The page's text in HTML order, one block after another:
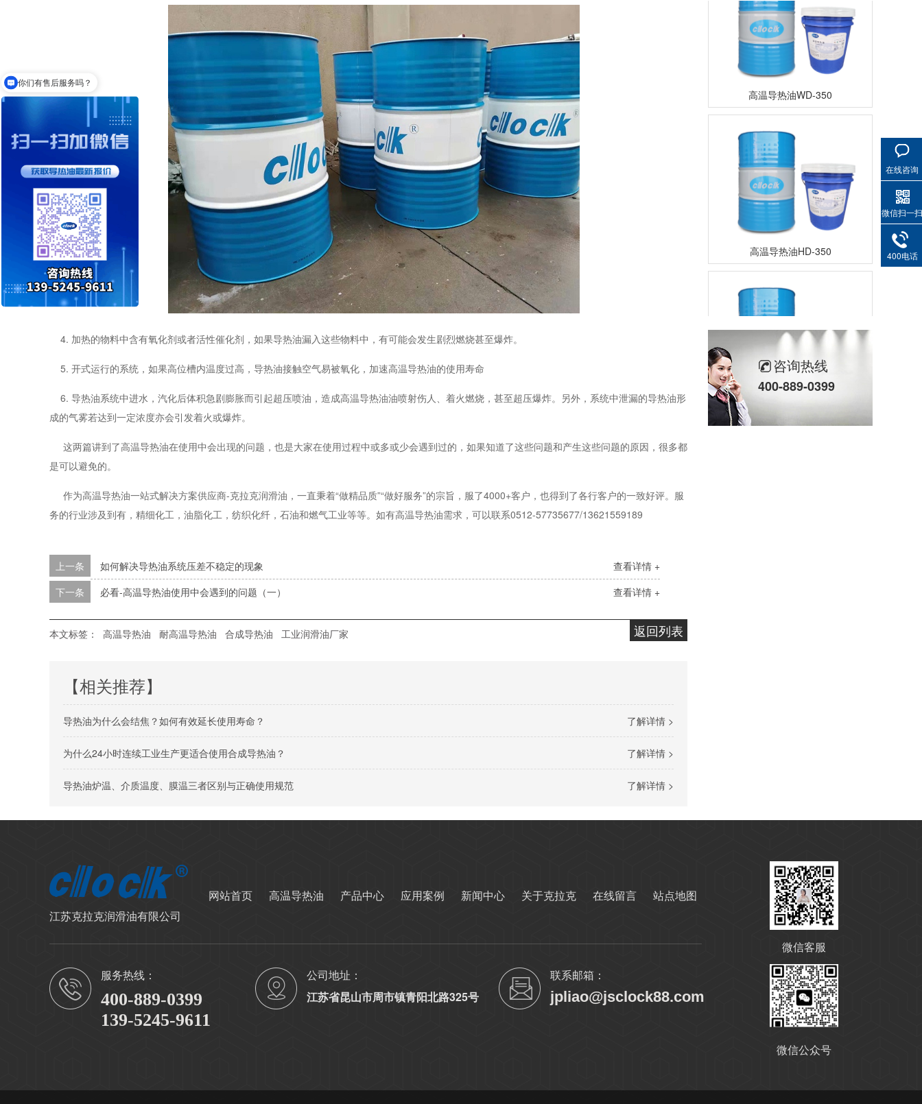
4. 加热的物料中含有氧化剂或者活性催化剂，如果导热油漏入这些物料中，有可能会发生剧烈燃烧甚至爆炸。
5. 开式运行的系统，如果高位槽内温度过高，导热油接触空气易被氧化， 加速高温导热油的使用寿命
6. 导热油系统中进水，汽化后体积急剧膨胀而引起超压喷油，造成高温导热油油喷射伤人、着火燃烧，甚至超压爆炸。另外，系统中泄漏的导热油形
成的气雾若达到一定浓度亦会引发着火或爆炸。
这两篇讲到了高温导热油在使用中会出现的问题，也是大家在使用过程中或多或少会遇到过的，如果知道了这些问题和产生这些问题的原因，很多都
是可以避免的。
作为高温导热油一站式解决方案供应商-克拉克润滑油，一直秉着“做精品质”“做好服务”的宗旨，服了4000+客户，也得到了各行客户的一致好评。服
务的行业涉及到有，精细化工，油脂化工，纺织化纤，石油和燃气工业等等。如有高温导热油需求，可以联系0512-57735677/13621559189
查看详情 +
上一条
如何解决导热油系统压差不稳定的现象
查看详情 +
下一条 必看-高温导热油使用中会遇到的问题（一）
返回列表
本文标签： 高温导热油 耐高温导热油 合成导热油 工业润滑油厂家
【相关推荐】
了解详情 >
导热油为什么会结焦？如何有效延长使用寿命？
了解详情 >
为什么24小时连续工业生产更适合使用合成导热油？
了解详情 >
导热油炉温、介质温度、膜温三者区别与正确使用规范
变压器油ISO-45#
快速光亮淬火油CLK-4
咨询热线
400-889-0399
江苏克拉克润滑油有限公司
网站首页 高温导热油 产品中心 应用案例 新闻中心 关于克拉克 在线留言 站点地图
服务热线：
400-889-0399
139-5245-9611
公司地址：
江苏省昆山市周市镇青阳北路325号
联系邮箱：
jpliao@jsclock88.com
微信客服
微信公众号
在线咨询
微信扫一扫
400电话
你们有售后服务吗？